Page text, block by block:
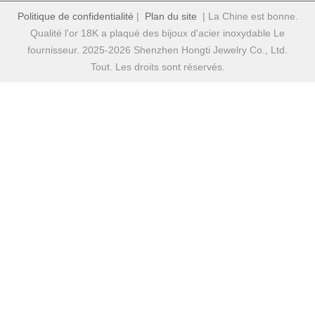
Politique de confidentialité | Plan du site | La Chine est bonne.
Qualité l'or 18K a plaqué des bijoux d'acier inoxydable Le
fournisseur. 2025-2026 Shenzhen Hongti Jewelry Co., Ltd.
Tout. Les droits sont réservés.